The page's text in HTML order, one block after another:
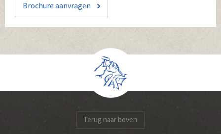
Brochure aanvragen
Terug naar boven